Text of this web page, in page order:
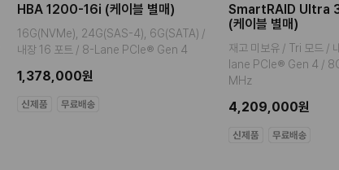
HBA 1200-16i (케이블 별매)
16G(NVMe), 24G(SAS-4), 6G(SATA) /
내장 16 포트 / 8-Lane PCIe® Gen 4
1,378,000원
SmartRAID Ultra
(케이블 별매)
재고 미보유 / Tri 모드 /
lane PCIe® Gen 4 /
MHz
4,209,000원